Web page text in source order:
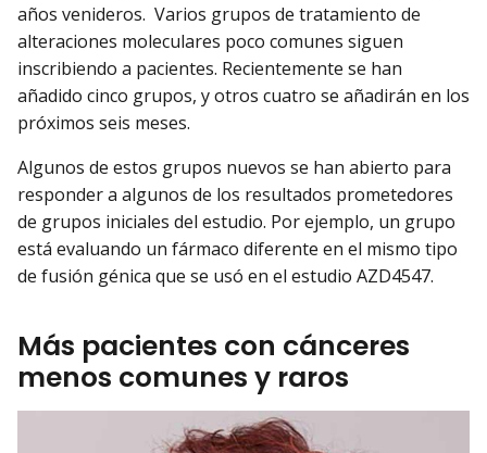
años venideros. Varios grupos de tratamiento de
alteraciones moleculares poco comunes siguen
inscribiendo a pacientes. Recientemente se han
añadido cinco grupos, y otros cuatro se añadirán en los
próximos seis meses.
Algunos de estos grupos nuevos se han abierto para
responder a algunos de los resultados prometedores
de grupos iniciales del estudio. Por ejemplo, un grupo
está evaluando un fármaco diferente en el mismo tipo
de fusión génica que se usó en el estudio AZD4547.
Más pacientes con cánceres
menos comunes y raros